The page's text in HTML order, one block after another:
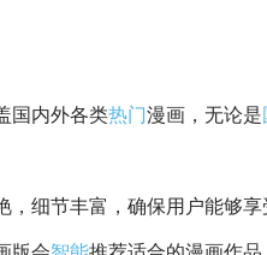
国内外各类热门漫画，无论是
，细节丰富，确保用户能够享